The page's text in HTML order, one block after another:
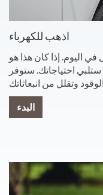
اذهب للكهرباء
الأشخاص أقل من 40 ميل في اليوم. إذا كان هذا هو
ستلبي احتياجاتك. ستوفر
البدء